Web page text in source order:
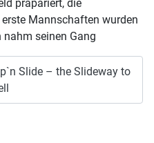
präpariert, die
Mannschaften wurden
nahm seinen Gang
Slide – the Slideway to